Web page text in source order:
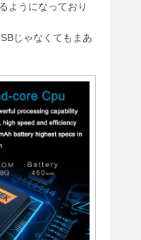
ようになっており
じゃなくてもまあ